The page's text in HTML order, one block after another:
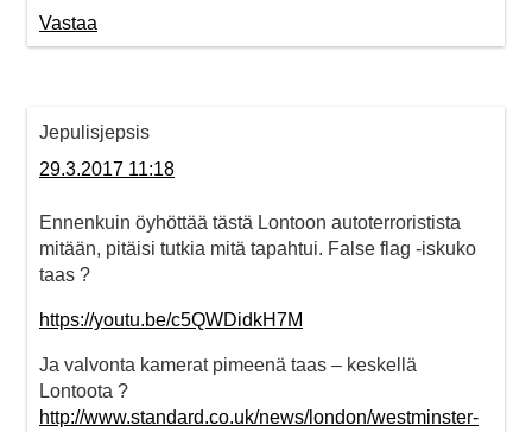
Vastaa
Jepulisjepsis
29.3.2017 11:18
Ennenkuin öyhöttää tästä Lontoon autoterroristista
mitään, pitäisi tutkia mitä tapahtui. False flag -iskuko
taas ?
https://youtu.be/c5QWDidkH7M
Ja valvonta kamerat pimeenä taas – keskellä
Lontoota ?
http://www.standard.co.uk/news/london/westminster-